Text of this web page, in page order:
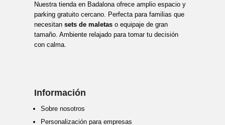
Nuestra tienda en Badalona ofrece amplio espacio y
parking gratuito cercano. Perfecta para familias que
necesitan sets de maletaso equipaje de gran
tamaño. Ambiente relajado para tomar tu decisión
con calma.
Información
Sobre nosotros
Personalización para empresas